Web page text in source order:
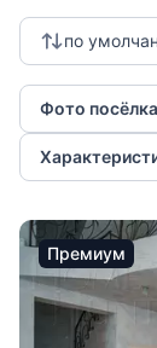
по
Фото посёлка
Премиум